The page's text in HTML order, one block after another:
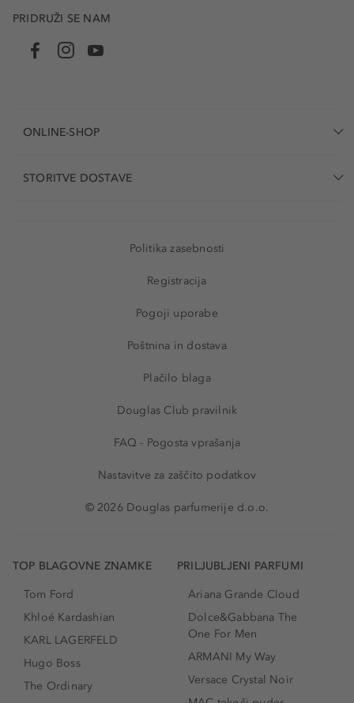
PRIDRUŽI SE NAM
ONLINE-SHOP
STORITVE DOSTAVE
Politika zasebnosti
Registracija
Pogoji uporabe
Poštnina in dostava
Plačilo blaga
Douglas Club pravilnik
FAQ - Pogosta vprašanja
Nastavitve za zaščito podatkov
© 2026 Douglas parfumerije d.o.o.
TOP BLAGOVNE ZNAMKE
Tom Ford
Khloé Kardashian
KARL LAGERFELD
Hugo Boss
The Ordinary
PRILJUBLJENI PARFUMI
Ariana Grande Cloud
Dolce&Gabbana The
One For Men
ARMANI My Way
Versace Crystal Noir